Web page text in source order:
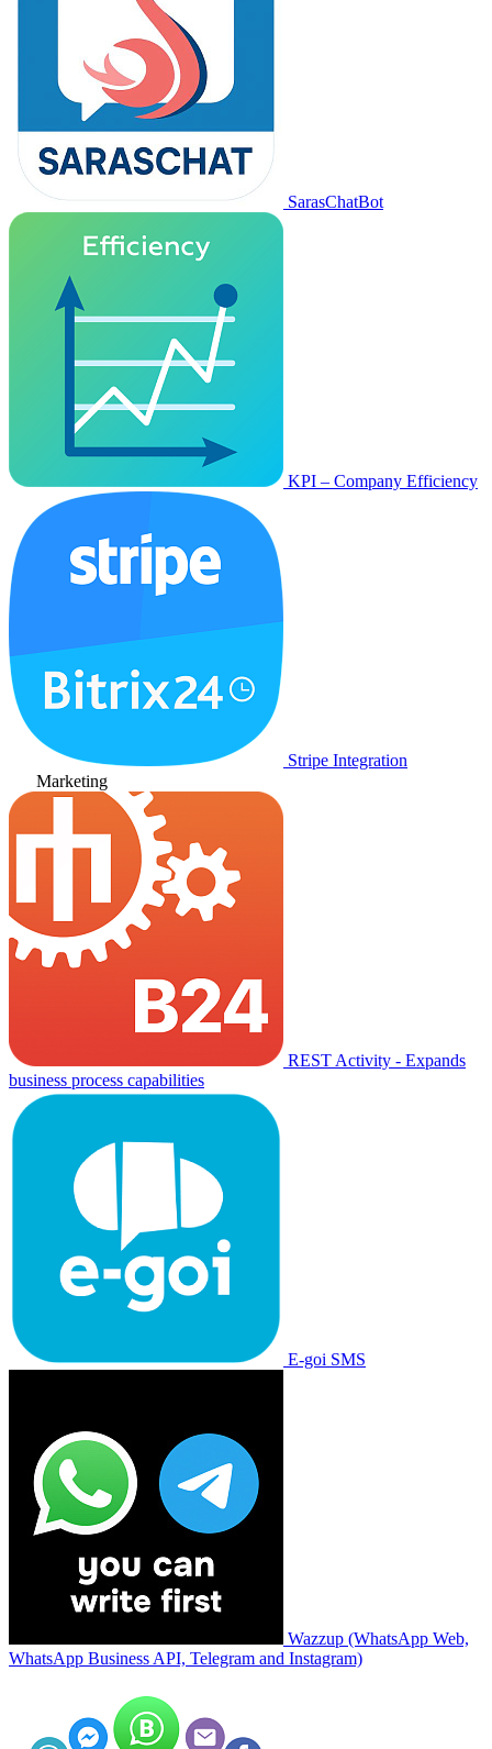
SarasChatBot
KPI – Company Efficiency
Stripe Integration
Marketing
REST Activity - Expands
business process capabilities
E-goi SMS
Wazzup (WhatsApp Web,
WhatsApp Business API, Telegram and Instagram)